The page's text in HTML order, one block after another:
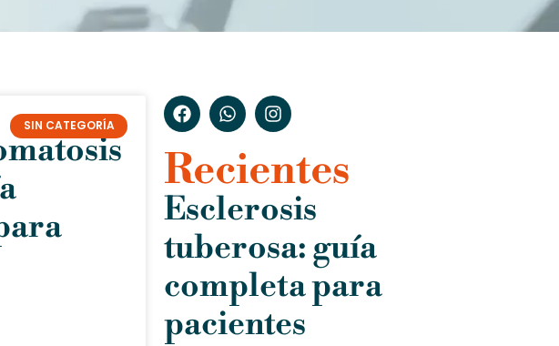
SIN CATEGORÍA
Recientes
Esclerosis
tuberosa: guía
completa para
pacientes